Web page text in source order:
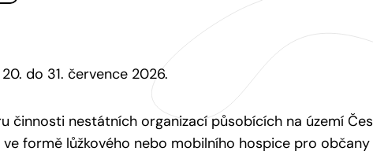
do 31. července 2026.
činnosti nestátních organizací působících na území
formě lůžkového nebo mobilního hospice pro občany